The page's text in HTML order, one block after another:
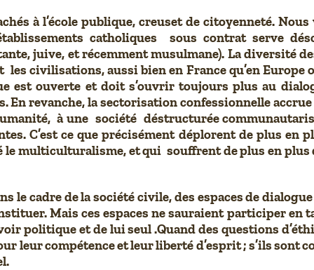
à l’école publique, creuset de citoyenneté.
catholiques sous contrat serve
juive, et récemment musulmane). La diversité
civilisations, aussi bien en France qu’en Europe
est ouverte et doit s’ouvrir toujours plus au
revanche, la sectorisation confessionnelle
à une société déstructurée
C’est ce que précisément déplorent de plus en
le multiculturalisme, et qui souffrent de plus en
le cadre de la société civile, des espaces de
Mais ces espaces ne sauraient participer en
politique et de lui seul .Quand des questions
leur compétence et leur liberté d’esprit ; s’ils sont